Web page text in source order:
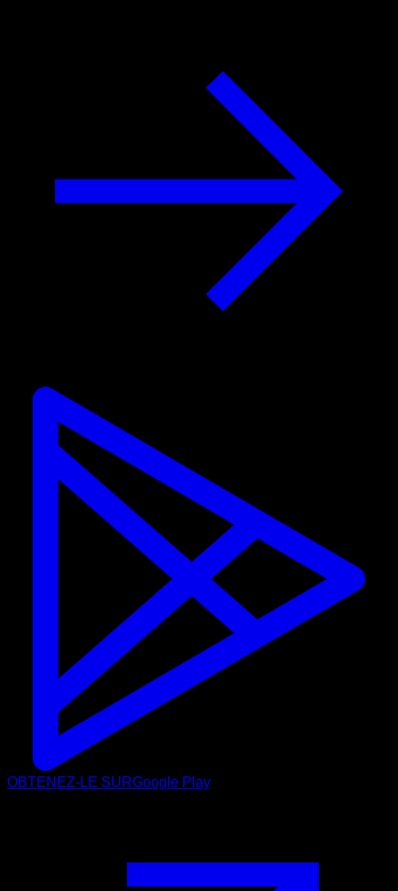
OBTENEZ-LE SURGoogle Play